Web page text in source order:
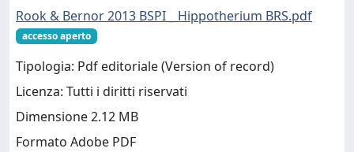
Rook & Bernor 2013 BSPI _ Hippotherium BRS.pdf
accesso aperto
Tipologia: Pdf editoriale (Version of record)
Licenza: Tutti i diritti riservati
Dimensione 2.12 MB
Formato Adobe PDF